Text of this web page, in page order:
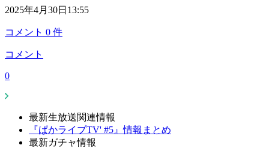
2025年4月30日13:55
コメント 0 件
コメント
0
最新生放送関連情報
『ぱかライブTV' #5』情報まとめ
最新ガチャ情報